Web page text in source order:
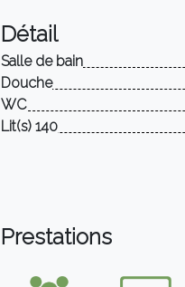
Détail
Salle de bain
Douche
WC
Lit(s) 140
Prestations